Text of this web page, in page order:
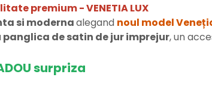
premium - VENETIA LUX
si modernaalegand noul model
de satin de jur imprejur, un
surpriza